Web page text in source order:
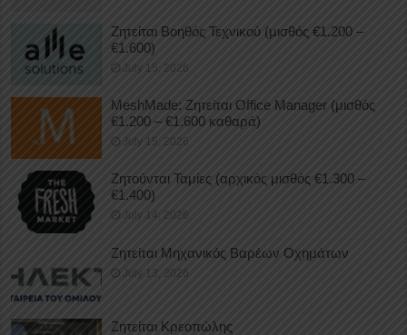
Ζητείται Βοηθός Τεχνικού (μισθός €1.200 –
€1.600)
July 15, 2026
MeshMade: Ζητείται Office Manager (μισθός
€1.200 – €1.600 καθαρά)
July 15, 2026
Ζητούνται Ταμίες (αρχικός μισθός €1.300 –
€1.400)
July 14, 2026
Ζητείται Μηχανικός Βαρέων Οχημάτων
July 13, 2026
Ζητείται Κρεοπώλης